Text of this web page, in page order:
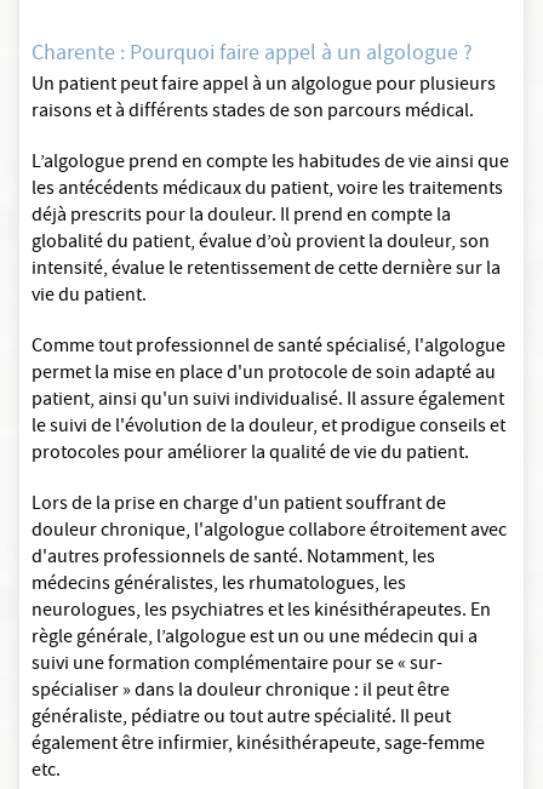
Charente : Pourquoi faire appel à un algologue ?
Un patient peut faire appel à un algologue pour plusieurs
raisons et à différents stades de son parcours médical.
L’algologue prend en compte les habitudes de vie ainsi que
les antécédents médicaux du patient, voire les traitements
déjà prescrits pour la douleur. Il prend en compte la
globalité du patient, évalue d’où provient la douleur, son
intensité, évalue le retentissement de cette dernière sur la
vie du patient.
Comme tout professionnel de santé spécialisé, l'algologue
permet la mise en place d'un protocole de soin adapté au
patient, ainsi qu'un suivi individualisé. Il assure également
le suivi de l'évolution de la douleur, et prodigue conseils et
protocoles pour améliorer la qualité de vie du patient.
Lors de la prise en charge d'un patient souffrant de
douleur chronique, l'algologue collabore étroitement avec
d'autres professionnels de santé. Notamment, les
médecins généralistes, les rhumatologues, les
neurologues, les psychiatres et les kinésithérapeutes. En
règle générale, l’algologue est un ou une médecin qui a
suivi une formation complémentaire pour se « sur-
spécialiser » dans la douleur chronique : il peut être
généraliste, pédiatre ou tout autre spécialité. Il peut
également être infirmier, kinésithérapeute, sage-femme
etc.